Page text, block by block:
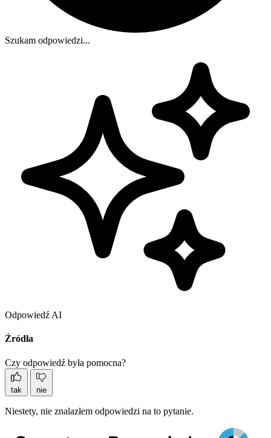
Szukam odpowiedzi...
Odpowiedź AI
Źródła
Czy odpowiedź była pomocna?
tak nie
Niestety, nie znalazłem odpowiedzi na to pytanie.